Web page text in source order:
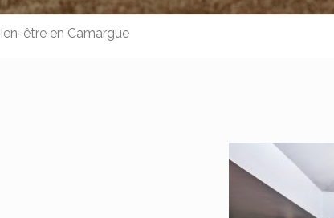
être en Camargue